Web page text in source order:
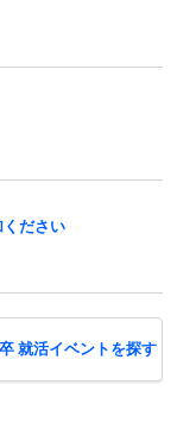
ださい
就活イベントを探す